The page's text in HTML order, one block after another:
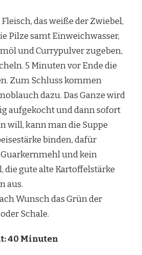
das weiße der Zwiebel,
Pilze samt Einweichwasser,
und Currypulver zugeben,
5 Minuten vor Ende die
Zum Schluss kommen
dazu. Das Ganze wird
aufgekocht und dann sofort
will, kann man die Suppe
binden, dafür
und kein
die gute alte Kartoffelstärke
aus.
Wunsch das Grün der
Schale.
40 Minuten